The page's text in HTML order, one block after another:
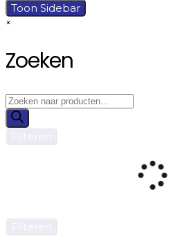
Toon Sidebar
×
Zoeken